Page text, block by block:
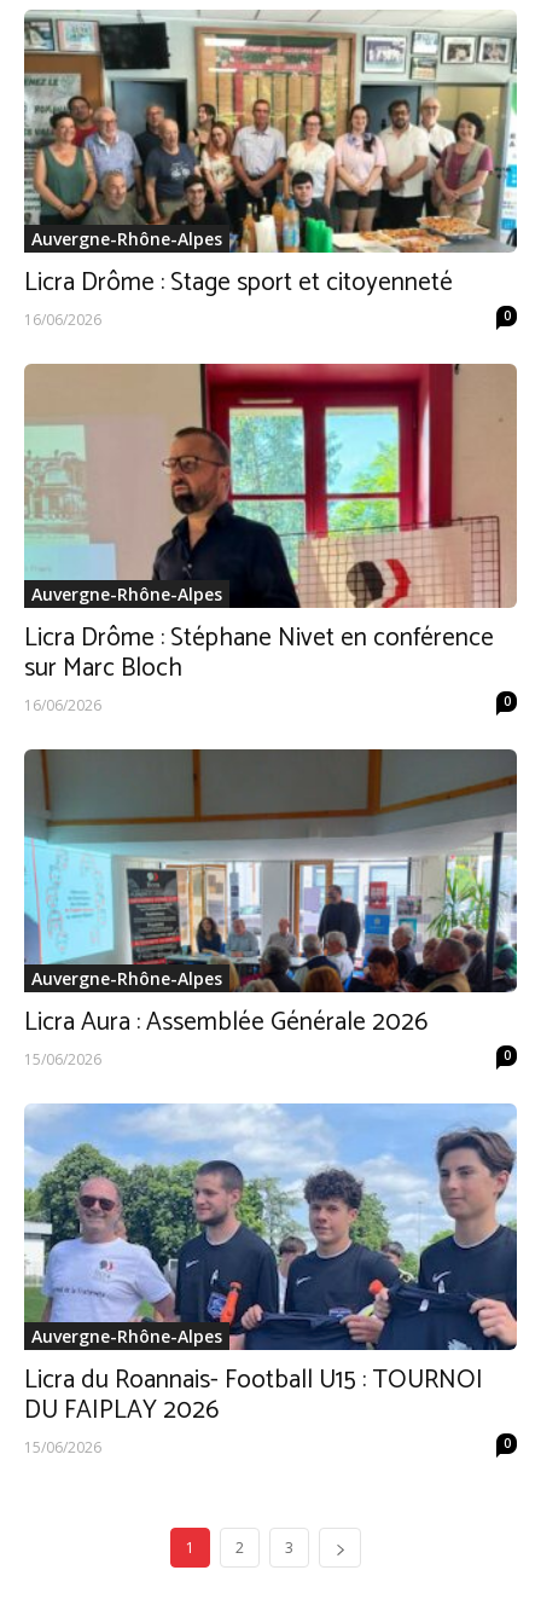
Auvergne-Rhône-Alpes
Licra Drôme : Stage sport et citoyenneté
16/06/2026 0
Auvergne-Rhône-Alpes
Licra Drôme : Stéphane Nivet en conférence
sur Marc Bloch
16/06/2026 0
Auvergne-Rhône-Alpes
Licra Aura : Assemblée Générale 2026
15/06/2026 0
Auvergne-Rhône-Alpes
Licra du Roannais- Football U15 : TOURNOI
DU FAIPLAY 2026
15/06/2026 0
1 2 3